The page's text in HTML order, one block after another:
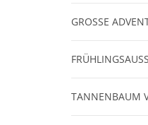
GROSSE
TANNENBAUM